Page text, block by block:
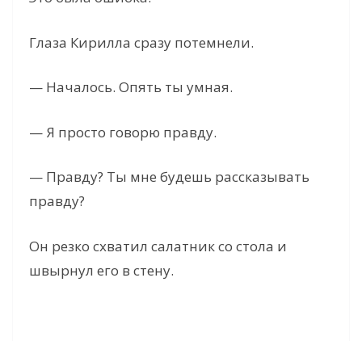
Глаза Кирилла сразу потемнели.
— Началось. Опять ты умная.
— Я просто говорю правду.
— Правду? Ты мне будешь рассказывать
правду?
Он резко схватил салатник со стола и
швырнул его в стену.